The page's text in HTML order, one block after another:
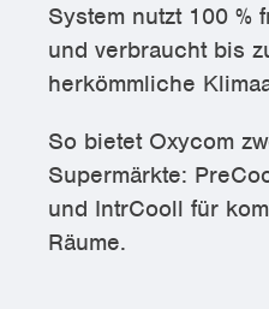
System nutzt 100 %
und verbraucht bis
herkömmliche
So bietet Oxycom
Supermärkte:
und IntrCooll für
Räume.